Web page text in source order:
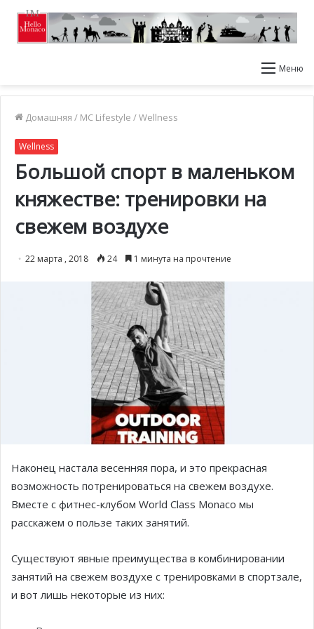
Меню
Домашняя / MC Lifestyle /Wellness
Wellness
Большой спорт в маленьком
княжестве: тренировки на
свежем воздухе
22 марта , 2018 24 1 минута на прочтение
Наконец настала весенняя пора, и это прекрасная
возможность потренироваться на свежем воздухе.
Вместе с фитнес-клубом World Class Monaco мы
расскажем о пользе таких занятий.
Существуют явные преимущества в комбинировании
занятий на свежем воздухе с тренировками в спортзале,
и вот лишь некоторые из них: